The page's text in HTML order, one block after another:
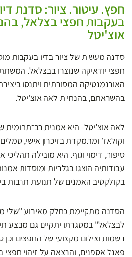
חפץ. עיטור. ציור: סדנת
בעקבות חפצי בצלאל,
אוצ'יטל
סדנה מעשית של ציור בדיו בעקבות
חפצי יודאיקה שנוצרו בבצלאל.
האורנמנטיקה המסורתית ויתנסו ביצירת
בהשראתם, בהנחיית לאה אוצ'יטל.
לאה אוצ’יטל- היא אמנית רב־תחומית
וקולאז’ ומתמקדת בזיכרון אישי, סמלים
סיפור, דימוי וגוף. היא מובילה
עבודותיה הוצגו בגלריות ומוסדות
בקולקטיב האמנים של תנועת תרבות
לבצלאל" במסגרתו יתקיים גם מבצע
רשמות וצילום מקצועי של החפצים
פאנל אספנים, והרצאה על זיהוי